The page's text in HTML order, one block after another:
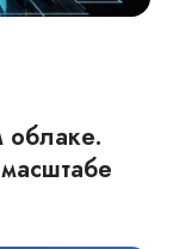
облаке.